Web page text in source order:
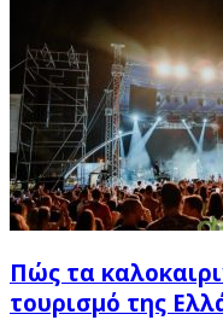
Πώς τα
τουρισμό της